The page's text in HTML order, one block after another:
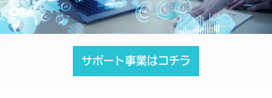
サポート事業はコチラ